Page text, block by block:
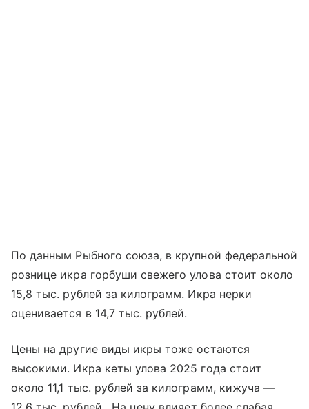
По данным Рыбного союза, в крупной федеральной
рознице икра горбуши свежего улова стоит около
15,8 тыс. рублей за килограмм. Икра нерки
оценивается в 14,7 тыс. рублей.
Цены на другие виды икры тоже остаются
высокими. Икра кеты улова 2025 года стоит
около 11,1 тыс. рублей за килограмм, кижуча —